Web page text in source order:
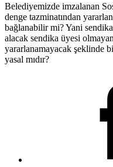
Belediyemizde imzalanan
denge tazminatından
bağlanabilir mi? Yani
alacak sendika üyesi
yararlanamayacak şeklinde
yasal mıdır?